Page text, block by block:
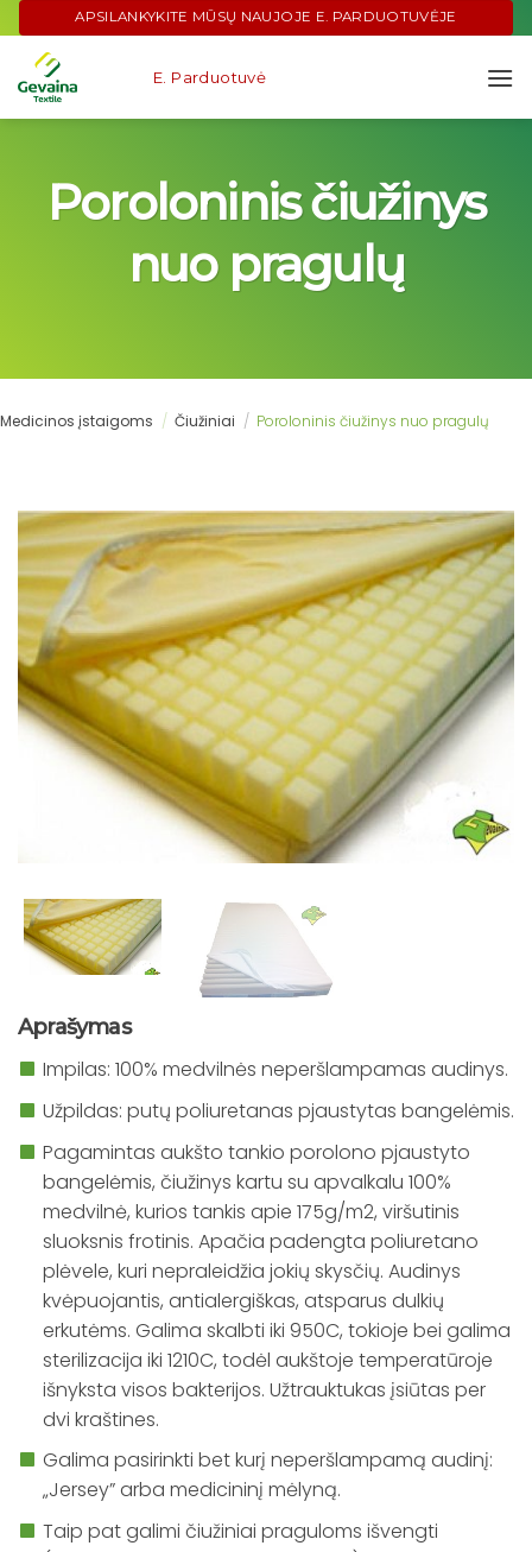
to
content
APSILANKYKITE MŪSŲ NAUJOJE E. PARDUOTUVĖJE
E. Parduotuvė
Poroloninis čiužinys
nuo pragulų
Medicinos įstaigoms / Čiužiniai / Poroloninis čiužinys nuo pragulų
Aprašymas
Impilas: 100% medvilnės neperšlampamas audinys.
Užpildas: putų poliuretanas pjaustytas bangelėmis.
Pagamintas aukšto tankio porolono pjaustyto
bangelėmis, čiužinys kartu su apvalkalu 100%
medvilnė, kurios tankis apie 175g/m2, viršutinis
sluoksnis frotinis. Apačia padengta poliuretano
plėvele, kuri nepraleidžia jokių skysčių. Audinys
kvėpuojantis, antialergiškas, atsparus dulkių
erkutėms. Galima skalbti iki 950C, tokioje bei galima
sterilizacija iki 1210C, todėl aukštoje temperatūroje
išnyksta visos bakterijos. Užtrauktukas įsiūtas per
dvi kraštines.
Galima pasirinkti bet kurį neperšlampamą audinį:
„Jersey” arba medicininį mėlyną.
Taip pat galimi čiužiniai praguloms išvengti